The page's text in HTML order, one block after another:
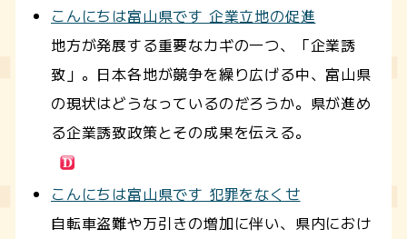
こんにちは富山県です 企業立地の促進
地方が発展する重要なカギの一つ、「企業誘
致」。日本各地が競争を繰り広げる中、富山県
の現状はどうなっているのだろうか。県が進め
る企業誘致政策とその成果を伝える。
こんにちは富山県です 犯罪をなくせ
自転車盗難や万引きの増加に伴い、県内におけ